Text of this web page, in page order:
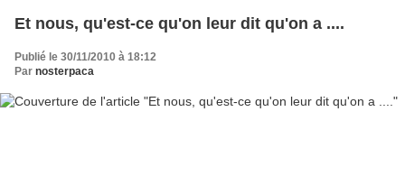
Et nous, qu'est-ce qu'on leur dit qu'on a ....
Publié le 30/11/2010 à 18:12
Par nosterpaca